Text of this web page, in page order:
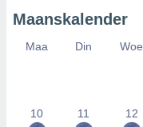
Maanskalender
Maa Din Woe
10 11 12